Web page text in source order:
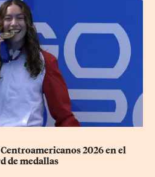
2026 en el
de medallas